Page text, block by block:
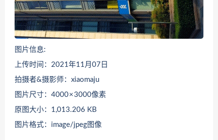
图片信息:
上传时间：2021年11月07日
拍摄者&摄影师：xiaomaju
图片尺寸：4000 × 3000像素
原图大小：1,013.206 KB
图片格式：image/jpeg图像